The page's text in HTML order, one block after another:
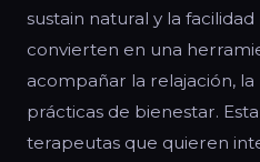
sustain natural y la
convierten en una
acompañar la relajación,
prácticas de bienestar.
terapeutas que quieren